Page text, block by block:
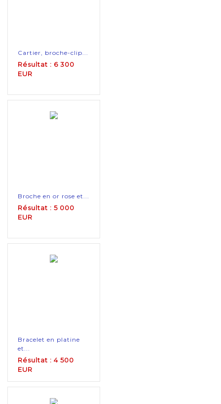
Cartier, broche-clip...
Résultat : 6 300
EUR
Broche en or rose et...
Résultat : 5 000
EUR
Bracelet en platine
et...
Résultat : 4 500
EUR